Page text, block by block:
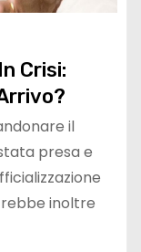
Crisi:
il
presa e
inoltre